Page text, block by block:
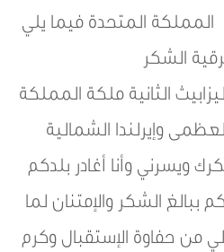
المتحدة فيما يلي
الشكر
الثانية ملكة المملكة
وإيرلندا الشمالية
ويسرني وأنا أغادر بلدكم
ببالغ الشكر والإمتنان لما
من حفاوة الإستقبال وكرم